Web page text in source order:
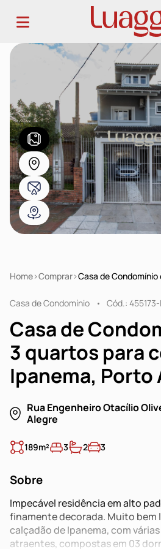
Home Comprar Casa de Condomínio
Casa de Condomínio Cód.: 455173-
Casa de
3 quartos para
Ipanema, Porto
Rua Engenheiro Otacílio
Alegre
189m² 3 2 3
Sobre
Impecável residência em alto
finamente decorada. Muito bem
calçadão de Ipanema, com
atraentes, compostas em 03